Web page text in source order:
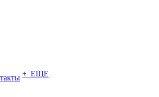
+ ЕЩЕ